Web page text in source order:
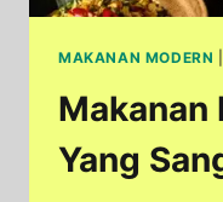
MAKANAN MODERN
Makanan
Yang